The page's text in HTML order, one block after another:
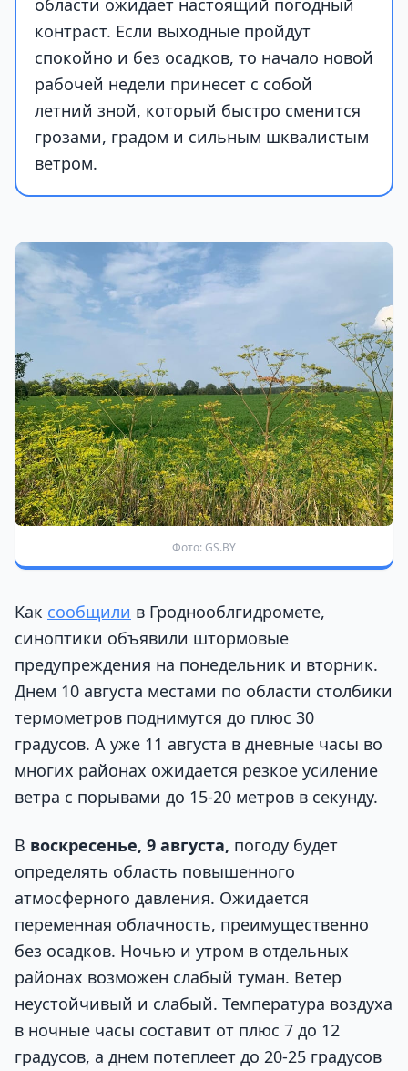
области ожидает настоящий погодный
контраст. Если выходные пройдут
спокойно и без осадков, то начало новой
рабочей недели принесет с собой
летний зной, который быстро сменится
грозами, градом и сильным шквалистым
ветром.
Фото: GS.BY
Как сообщили в Гроднооблгидромете,
синоптики объявили штормовые
предупреждения на понедельник и вторник.
Днем 10 августа местами по области столбики
термометров поднимутся до плюс 30
градусов. А уже 11 августа в дневные часы во
многих районах ожидается резкое усиление
ветра с порывами до 15-20 метров в секунду.
В воскресенье, 9 августа, погоду будет
определять область повышенного
атмосферного давления. Ожидается
переменная облачность, преимущественно
без осадков. Ночью и утром в отдельных
районах возможен слабый туман. Ветер
неустойчивый и слабый. Температура воздуха
в ночные часы составит от плюс 7 до 12
градусов, а днем потеплеет до 20-25 градусов